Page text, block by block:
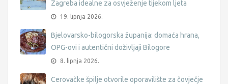
Zagreba idealne za osvježenje tijekom ljeta
19. lipnja 2026.
Bjelovarsko-bilogorska županija: domaća hrana,
OPG-ovi i autentični doživljaji Bilogore
8. lipnja 2026.
Cerovačke špilje otvorile oporavilište za čovječje